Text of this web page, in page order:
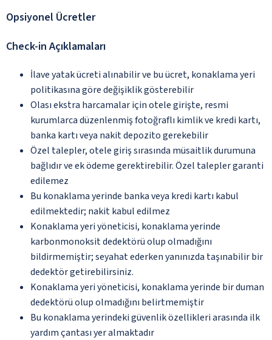
Opsiyonel Ücretler
Check-in Açıklamaları
İlave yatak ücreti alınabilir ve bu ücret, konaklama yeri
politikasına göre değişiklik gösterebilir
Olası ekstra harcamalar için otele girişte, resmi
kurumlarca düzenlenmiş fotoğraflı kimlik ve kredi kartı,
banka kartı veya nakit depozito gerekebilir
Özel talepler, otele giriş sırasında müsaitlik durumuna
bağlıdır ve ek ödeme gerektirebilir. Özel talepler garanti
edilemez
Bu konaklama yerinde banka veya kredi kartı kabul
edilmektedir; nakit kabul edilmez
Konaklama yeri yöneticisi, konaklama yerinde
karbonmonoksit dedektörü olup olmadığını
bildirmemiştir; seyahat ederken yanınızda taşınabilir bir
dedektör getirebilirsiniz.
Konaklama yeri yöneticisi, konaklama yerinde bir duman
dedektörü olup olmadığını belirtmemiştir
Bu konaklama yerindeki güvenlik özellikleri arasında ilk
yardım çantası yer almaktadır